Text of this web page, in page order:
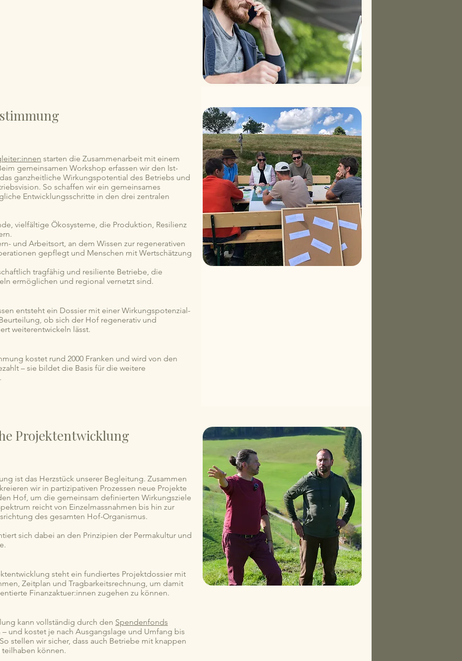
starten die Zusammenarbeit mit einem
gemeinsamen Workshop erfassen wir den Ist-
ganzheitliche Wirkungspotential des Betriebs und
So schaffen wir ein gemeinsames
Entwicklungsschritte in den drei zentralen
vielfältige Ökosysteme, die Produktion, Resilienz
und Arbeitsort, an dem Wissen zur regenerativen
gepflegt und Menschen mit Wertschätzung
tragfähig und resiliente Betriebe, die
ermöglichen und regional vernetzt sind.
entsteht ein Dossier mit einer Wirkungspotenzial-
ob sich der Hof regenerativ und
weiterentwickeln lässt.
kostet rund 2000 Franken und wird von den
– sie bildet die Basis für die weitere
Projektentwicklung
ist das Herzstück unserer Begleitung. Zusammen
wir in partizipativen Prozessen neue Projekte
Hof, um die gemeinsam definierten Wirkungsziele
reicht von Einzelmassnahmen bis hin zur
des gesamten Hof-Organismus.
sich dabei an den Prinzipien der Permakultur und
steht ein fundiertes Projektdossier mit
Zeitplan und Tragbarkeitsrechnung, um damit
Finanzaktuer:innen zugehen zu können.
kann vollständig durch den Spendenfonds
und kostet je nach Ausgangslage und Umfang bis
stellen wir sicher, dass auch Betriebe mit knappen
können.